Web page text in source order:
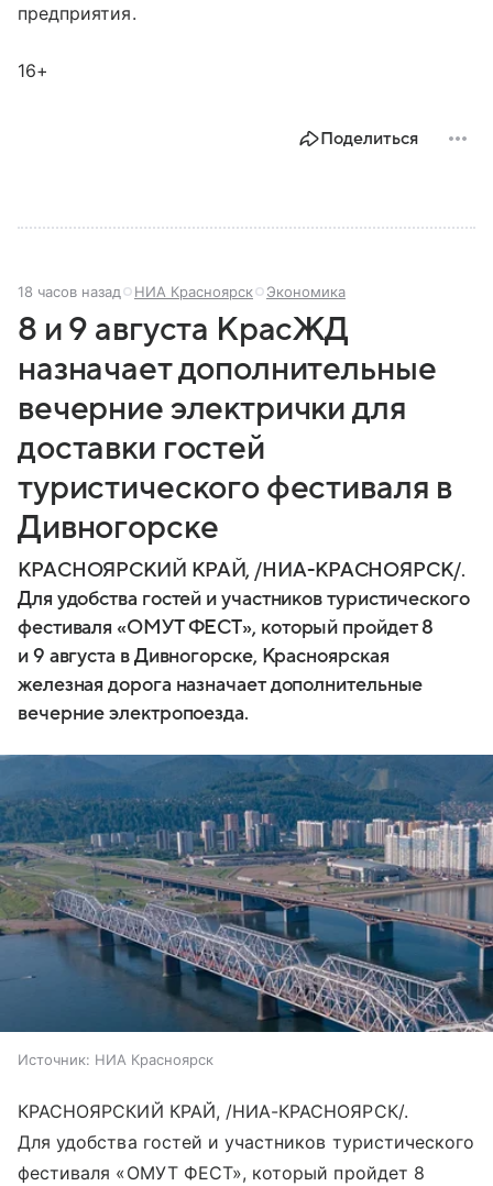
предприятия.
16+
Поделиться
18 часов назад НИА Красноярск Экономика
8 и 9 августа КрасЖД
назначает дополнительные
вечерние электрички для
доставки гостей
туристического фестиваля в
Дивногорске
КРАСНОЯРСКИЙ КРАЙ, /НИА-КРАСНОЯРСК/.
Для удобства гостей и участников туристического
фестиваля «ОМУТ ФЕСТ», который пройдет 8
и 9 августа в Дивногорске, Красноярская
железная дорога назначает дополнительные
вечерние электропоезда.
Источник: НИА Красноярск
КРАСНОЯРСКИЙ КРАЙ, /НИА-КРАСНОЯРСК/.
Для удобства гостей и участников туристического
фестиваля «ОМУТ ФЕСТ», который пройдет 8